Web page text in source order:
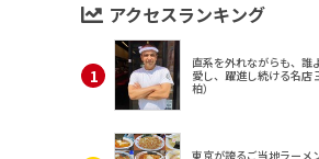
アクセスランキング
直系を外れながらも、誰
愛し、躍進し続ける名店
柏）
東京が誇るご当地ラーメ